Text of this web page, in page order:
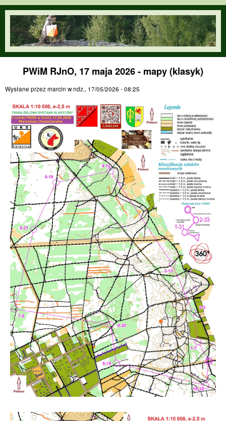
Przejdź do treści
orienteering.waw.pl
PWiM RJnO, 17 maja 2026 - mapy (klasyk)
Wysłane przezmarcin wndz., 17/05/2026 - 08:25